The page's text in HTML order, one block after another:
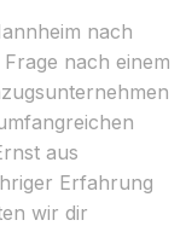
nach
nach einem
aus
Erfahrung
wir dir